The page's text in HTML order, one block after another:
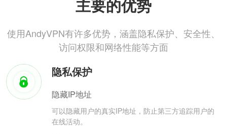
主要的优势
使用AndyVPN有许多优势，涵盖隐私保护、安全性、
访问权限和网络性能等方面
隐私保护
隐藏IP地址
可以隐藏用户的真实IP地址，防止第三方追踪用户的
在线活动。